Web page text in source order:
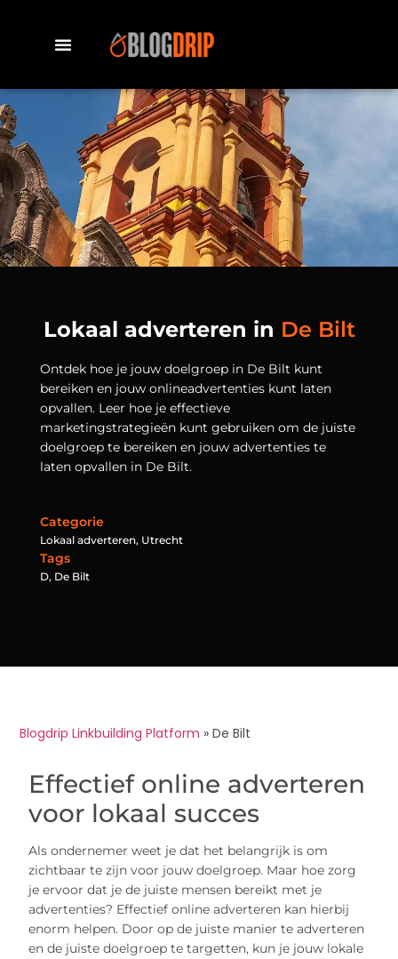
Lokaal adverteren in De Bilt
Ontdek hoe je jouw doelgroep in De Bilt kunt
bereiken en jouw onlineadvertenties kunt laten
opvallen. Leer hoe je effectieve
marketingstrategieën kunt gebruiken om de juiste
doelgroep te bereiken en jouw advertenties te
laten opvallen in De Bilt.
Categorie
Lokaal adverteren, Utrecht
Tags
D, De Bilt
Blogdrip Linkbuilding Platform »De Bilt
Effectief online adverteren
voor lokaal succes
Als ondernemer weet je dat het belangrijk is om
zichtbaar te zijn voor jouw doelgroep. Maar hoe zorg
je ervoor dat je de juiste mensen bereikt met je
advertenties? Effectief online adverteren kan hierbij
enorm helpen. Door op de juiste manier te adverteren
en de juiste doelgroep te targetten, kun je jouw lokale